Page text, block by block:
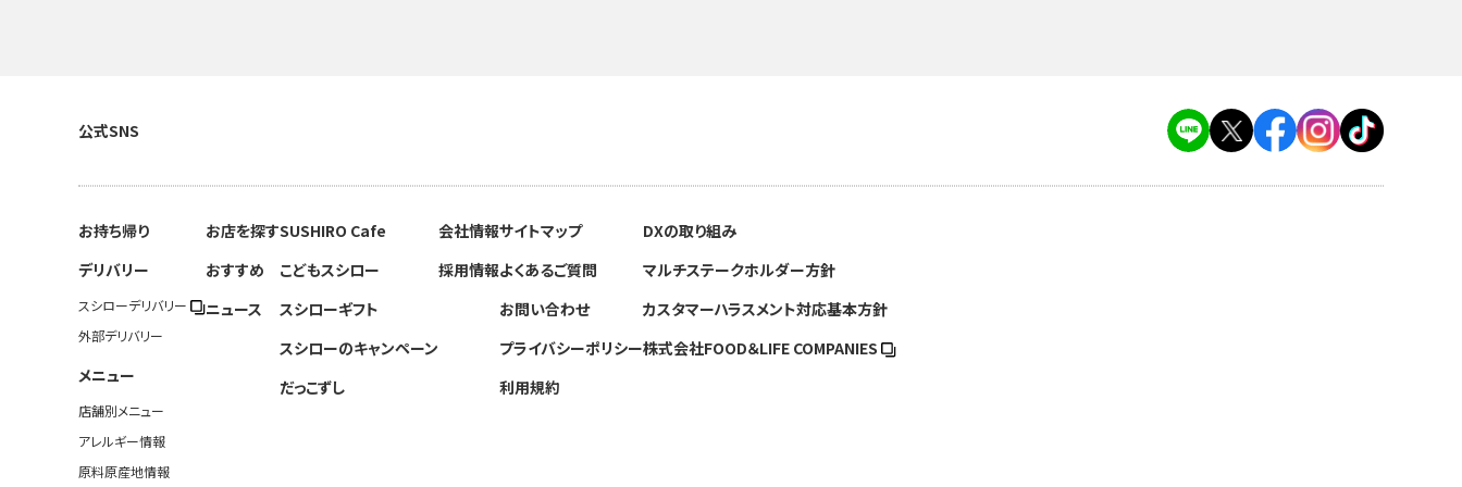
公式SNS
お持ち帰り
デリバリー
スシローデリバリー
外部デリバリー
メニュー
店舗別メニュー
アレルギー情報
原料原産地情報
お店を探す
おすすめ
ニュース
SUSHIRO Cafe
こどもスシロー
スシローギフト
スシローのキャンペーン
だっこずし
会社情報
採用情報
サイトマップ
よくあるご質問
お問い合わせ
プライバシーポリシー
利用規約
DXの取り組み
マルチステークホルダー方針
カスタマーハラスメント対応基本方針
株式会社FOOD＆LIFE COMPANIES